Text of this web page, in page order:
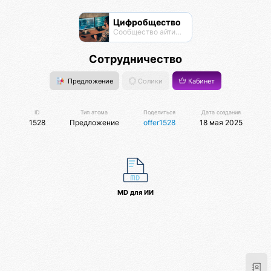
Цифробщество
Сообщество айтишников
Сотрудничество
Предложение Солики Кабинет
ID
1528
Тип атома
Предложение
Поделиться
offer1528
Дата создания
18 мая 2025
MD для ИИ